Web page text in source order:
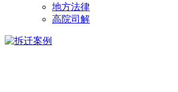
地方法律
高院司解